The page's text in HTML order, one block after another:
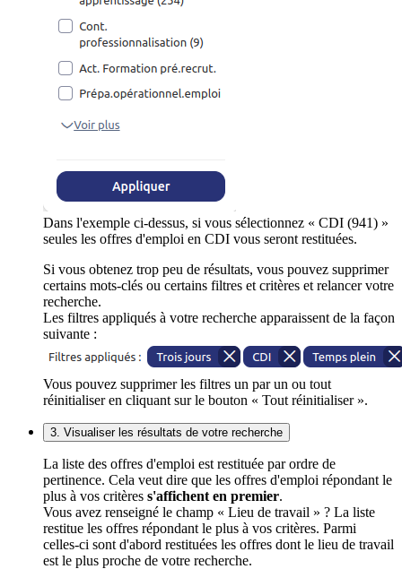
Dans l'exemple ci-dessus, si vous sélectionnez « CDI (941) »
seules les offres d'emploi en CDI vous seront restituées.
Si vous obtenez trop peu de résultats, vous pouvez supprimer
certains mots-clés ou certains filtres et critères et relancer votre
recherche.
Les filtres appliqués à votre recherche apparaissent de la façon
suivante :
Vous pouvez supprimer les filtres un par un ou tout
réinitialiser en cliquant sur le bouton « Tout réinitialiser ».
3. Visualiser les résultats de votre recherche
La liste des offres d'emploi est restituée par ordre de
pertinence. Cela veut dire que les offres d'emploi répondant le
plus à vos critères s'affichent en premier.
Vous avez renseigné le champ « Lieu de travail » ? La liste
restitue les offres répondant le plus à vos critères. Parmi
celles-ci sont d'abord restituées les offres dont le lieu de travail
est le plus proche de votre recherche.